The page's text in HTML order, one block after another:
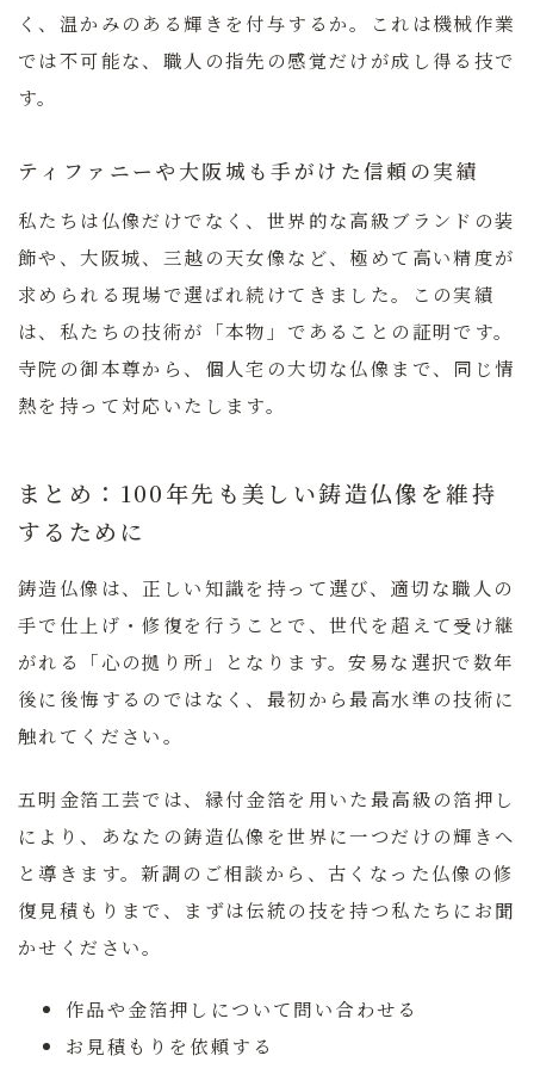
く、温かみのある輝きを付与するか。これは機械作業
では不可能な、職人の指先の感覚だけが成し得る技で
す。
ティファニーや大阪城も手がけた信頼の実績
私たちは仏像だけでなく、世界的な高級ブランドの装
飾や、大阪城、三越の天女像など、極めて高い精度が
求められる現場で選ばれ続けてきました。この実績
は、私たちの技術が「本物」であることの証明です。
寺院の御本尊から、個人宅の大切な仏像まで、同じ情
熱を持って対応いたします。
まとめ：100年先も美しい鋳造仏像を維持
するために
鋳造仏像は、正しい知識を持って選び、適切な職人の
手で仕上げ・修復を行うことで、世代を超えて受け継
がれる「心の拠り所」となります。安易な選択で数年
後に後悔するのではなく、最初から最高水準の技術に
触れてください。
五明金箔工芸では、縁付金箔を用いた最高級の箔押し
により、あなたの鋳造仏像を世界に一つだけの輝きへ
と導きます。新調のご相談から、古くなった仏像の修
復見積もりまで、まずは伝統の技を持つ私たちにお聞
かせください。
作品や金箔押しについて問い合わせる
お見積もりを依頼する